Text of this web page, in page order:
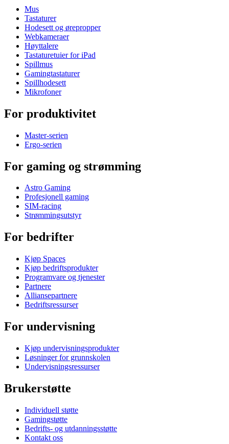
Mus
Tastaturer
Hodesett og ørepropper
Webkameraer
Høyttalere
Tastaturetuier for iPad
Spillmus
Gamingtastaturer
Spillhodesett
Mikrofoner
For produktivitet
Master-serien
Ergo-serien
For gaming og strømming
Astro Gaming
Profesjonell gaming
SIM-racing
Strømmingsutstyr
For bedrifter
Kjøp Spaces
Kjøp bedriftsprodukter
Programvare og tjenester
Partnere
Alliansepartnere
Bedriftsressurser
For undervisning
Kjøp undervisningsprodukter
Løsninger for grunnskolen
Undervisningsressurser
Brukerstøtte
Individuell støtte
Gamingstøtte
Bedrifts- og utdanningsstøtte
Kontakt oss